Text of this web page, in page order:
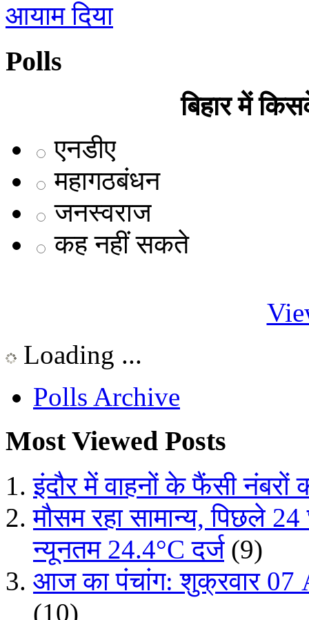
आयाम दिया
Polls
बिहार में
एनडीए
महागठबंधन
जनस्वराज
कह नहीं सकते
Loading ...
Polls Archive
Most Viewed Posts
इंदौर में वाहनों के फैंसी नंबरों
मौसम रहा सामान्य, पिछले
न्यूनतम 24.4°C दर्ज (9)
आज का पंचांग: शुक्रवार 07
(10)